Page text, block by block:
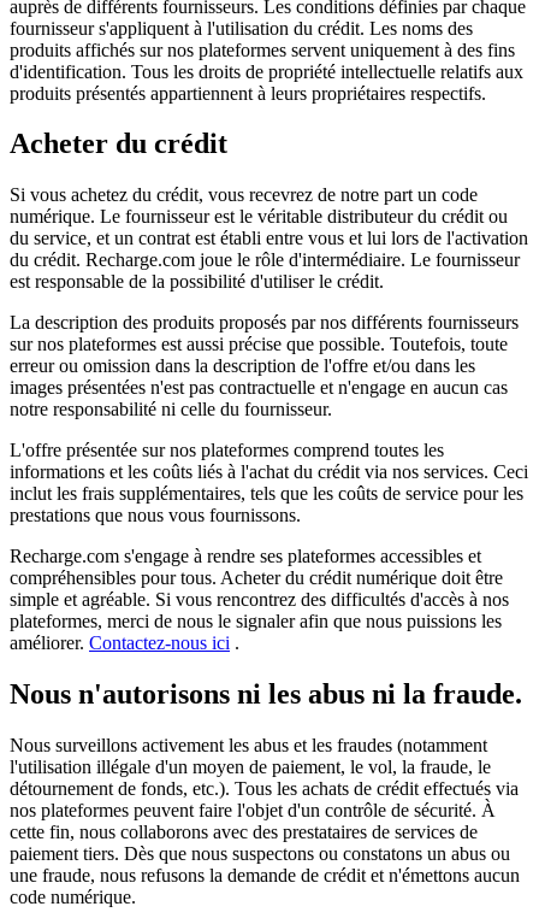
auprès de différents fournisseurs. Les conditions définies par chaque
fournisseur s'appliquent à l'utilisation du crédit. Les noms des
produits affichés sur nos plateformes servent uniquement à des fins
d'identification. Tous les droits de propriété intellectuelle relatifs aux
produits présentés appartiennent à leurs propriétaires respectifs.
Acheter du crédit
Si vous achetez du crédit, vous recevrez de notre part un code
numérique. Le fournisseur est le véritable distributeur du crédit ou
du service, et un contrat est établi entre vous et lui lors de l'activation
du crédit. Recharge.com joue le rôle d'intermédiaire. Le fournisseur
est responsable de la possibilité d'utiliser le crédit.
La description des produits proposés par nos différents fournisseurs
sur nos plateformes est aussi précise que possible. Toutefois, toute
erreur ou omission dans la description de l'offre et/ou dans les
images présentées n'est pas contractuelle et n'engage en aucun cas
notre responsabilité ni celle du fournisseur.
L'offre présentée sur nos plateformes comprend toutes les
informations et les coûts liés à l'achat du crédit via nos services. Ceci
inclut les frais supplémentaires, tels que les coûts de service pour les
prestations que nous vous fournissons.
Recharge.com s'engage à rendre ses plateformes accessibles et
compréhensibles pour tous. Acheter du crédit numérique doit être
simple et agréable. Si vous rencontrez des difficultés d'accès à nos
plateformes, merci de nous le signaler afin que nous puissions les
améliorer. Contactez-nous ici .
Nous n'autorisons ni les abus ni la fraude.
Nous surveillons activement les abus et les fraudes (notamment
l'utilisation illégale d'un moyen de paiement, le vol, la fraude, le
détournement de fonds, etc.). Tous les achats de crédit effectués via
nos plateformes peuvent faire l'objet d'un contrôle de sécurité. À
cette fin, nous collaborons avec des prestataires de services de
paiement tiers. Dès que nous suspectons ou constatons un abus ou
une fraude, nous refusons la demande de crédit et n'émettons aucun
code numérique.